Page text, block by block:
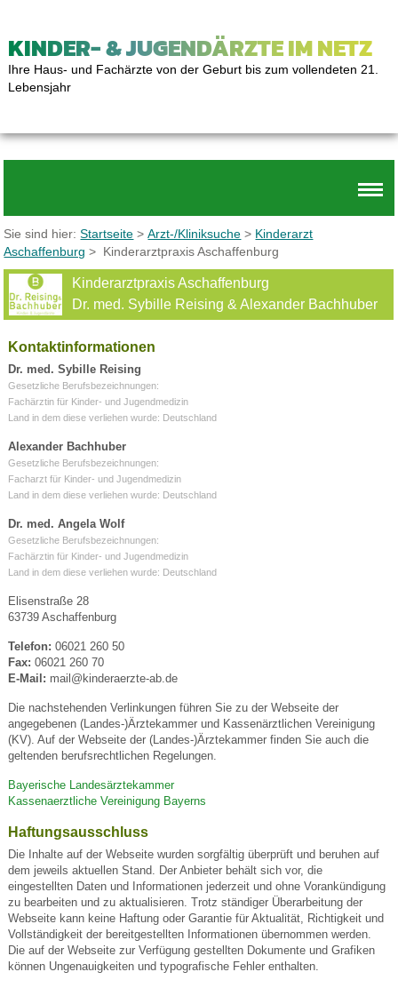
KINDER- & JUGENDÄRZTE IM NETZ
Ihre Haus- und Fachärzte von der Geburt bis zum vollendeten 21.
Lebensjahr
Sie sind hier:Startseite >Arzt-/Kliniksuche > Kinderarzt
Aschaffenburg > Kinderarztpraxis Aschaffenburg
Kinderarztpraxis Aschaffenburg
Dr. med. Sybille Reising & Alexander Bachhuber
Kontaktinformationen
Dr. med. Sybille Reising
Gesetzliche Berufsbezeichnungen:
Fachärztin für Kinder- und Jugendmedizin
Land in dem diese verliehen wurde: Deutschland
Alexander Bachhuber
Gesetzliche Berufsbezeichnungen:
Facharzt für Kinder- und Jugendmedizin
Land in dem diese verliehen wurde: Deutschland
Dr. med. Angela Wolf
Gesetzliche Berufsbezeichnungen:
Fachärztin für Kinder- und Jugendmedizin
Land in dem diese verliehen wurde: Deutschland
Elisenstraße 28
63739 Aschaffenburg
Telefon: 06021 260 50
Fax: 06021 260 70
E-Mail: mail@kinderaerzte-ab.de
Die nachstehenden Verlinkungen führen Sie zu der Webseite der
angegebenen (Landes-)Ärztekammer und Kassenärztlichen Vereinigung
(KV). Auf der Webseite der (Landes-)Ärztekammer finden Sie auch die
geltenden berufsrechtlichen Regelungen.
Bayerische Landesärztekammer
Kassenaerztliche Vereinigung Bayerns
Haftungsausschluss
Die Inhalte auf der Webseite wurden sorgfältig überprüft und beruhen auf
dem jeweils aktuellen Stand. Der Anbieter behält sich vor, die
eingestellten Daten und Informationen jederzeit und ohne Vorankündigung
zu bearbeiten und zu aktualisieren. Trotz ständiger Überarbeitung der
Webseite kann keine Haftung oder Garantie für Aktualität, Richtigkeit und
Vollständigkeit der bereitgestellten Informationen übernommen werden.
Die auf der Webseite zur Verfügung gestellten Dokumente und Grafiken
können Ungenauigkeiten und typografische Fehler enthalten.